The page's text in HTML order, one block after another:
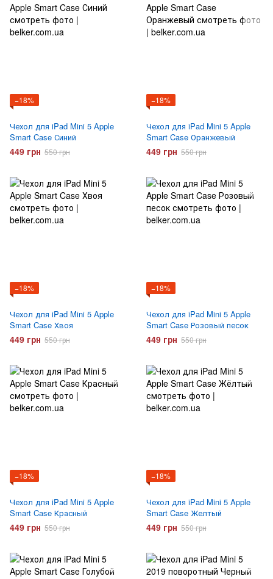
−18%
Чехол для iPad Mini 5 Apple
Smart Case Синий
449 грн 550 грн
−18%
Чехол для iPad Mini 5 Apple
Smart Case Оранжевый
449 грн 550 грн
−18%
Чехол для iPad Mini 5 Apple
Smart Case Хвоя
449 грн 550 грн
−18%
Чехол для iPad Mini 5 Apple
Smart Case Розовый песок
449 грн 550 грн
−18%
Чехол для iPad Mini 5 Apple
Smart Case Красный
449 грн 550 грн
−18%
Чехол для iPad Mini 5 Apple
Smart Case Желтый
449 грн 550 грн